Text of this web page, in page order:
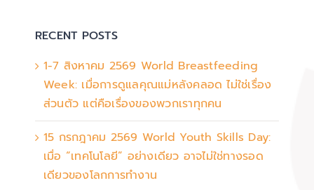
RECENT POSTS
1-7 สิงหาคม 2569 World Breastfeeding
Week: เมื่อการดูแลคุณแม่หลังคลอด ไม่ใช่เรื่อง
ส่วนตัว แต่คือเรื่องของพวกเราทุกคน
15 กรกฎาคม 2569 World Youth Skills Day:
เมื่อ “เทคโนโลยี” อย่างเดียว อาจไม่ใช่ทางรอด
เดียวของโลกการทำงาน